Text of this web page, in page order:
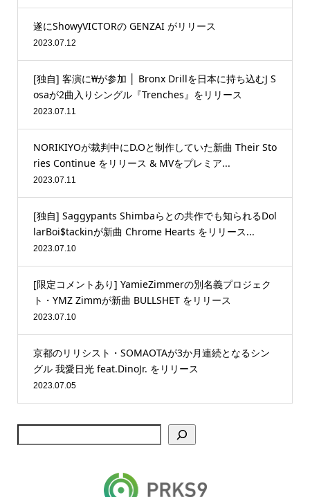
遂にShowyVICTORの GENZAI がリリース
2023.07.12
[独自] 客演に₩が参加 │ Bronx Drillを日本に持ち込むJ S
osaが2曲入りシングル『Trenches』をリリース
2023.07.11
NORIKIYOが裁判中にD.Oと制作していた新曲 Their Sto
ries Continue をリリース & MVをプレミア...
2023.07.11
[独自] Saggypants Shimbaらとの共作でも知られるDol
larBoi$tackinが新曲 Chrome Hearts をリリース...
2023.07.10
[限定コメントあり] YamieZimmerの別名義プロジェク
ト・YMZ Zimmが新曲 BULLSHET をリリース
2023.07.10
京都のリリシスト・SOMAOTAが3か月連続となるシン
グル 我愛日光 feat.DinoJr. をリリース
2023.07.05